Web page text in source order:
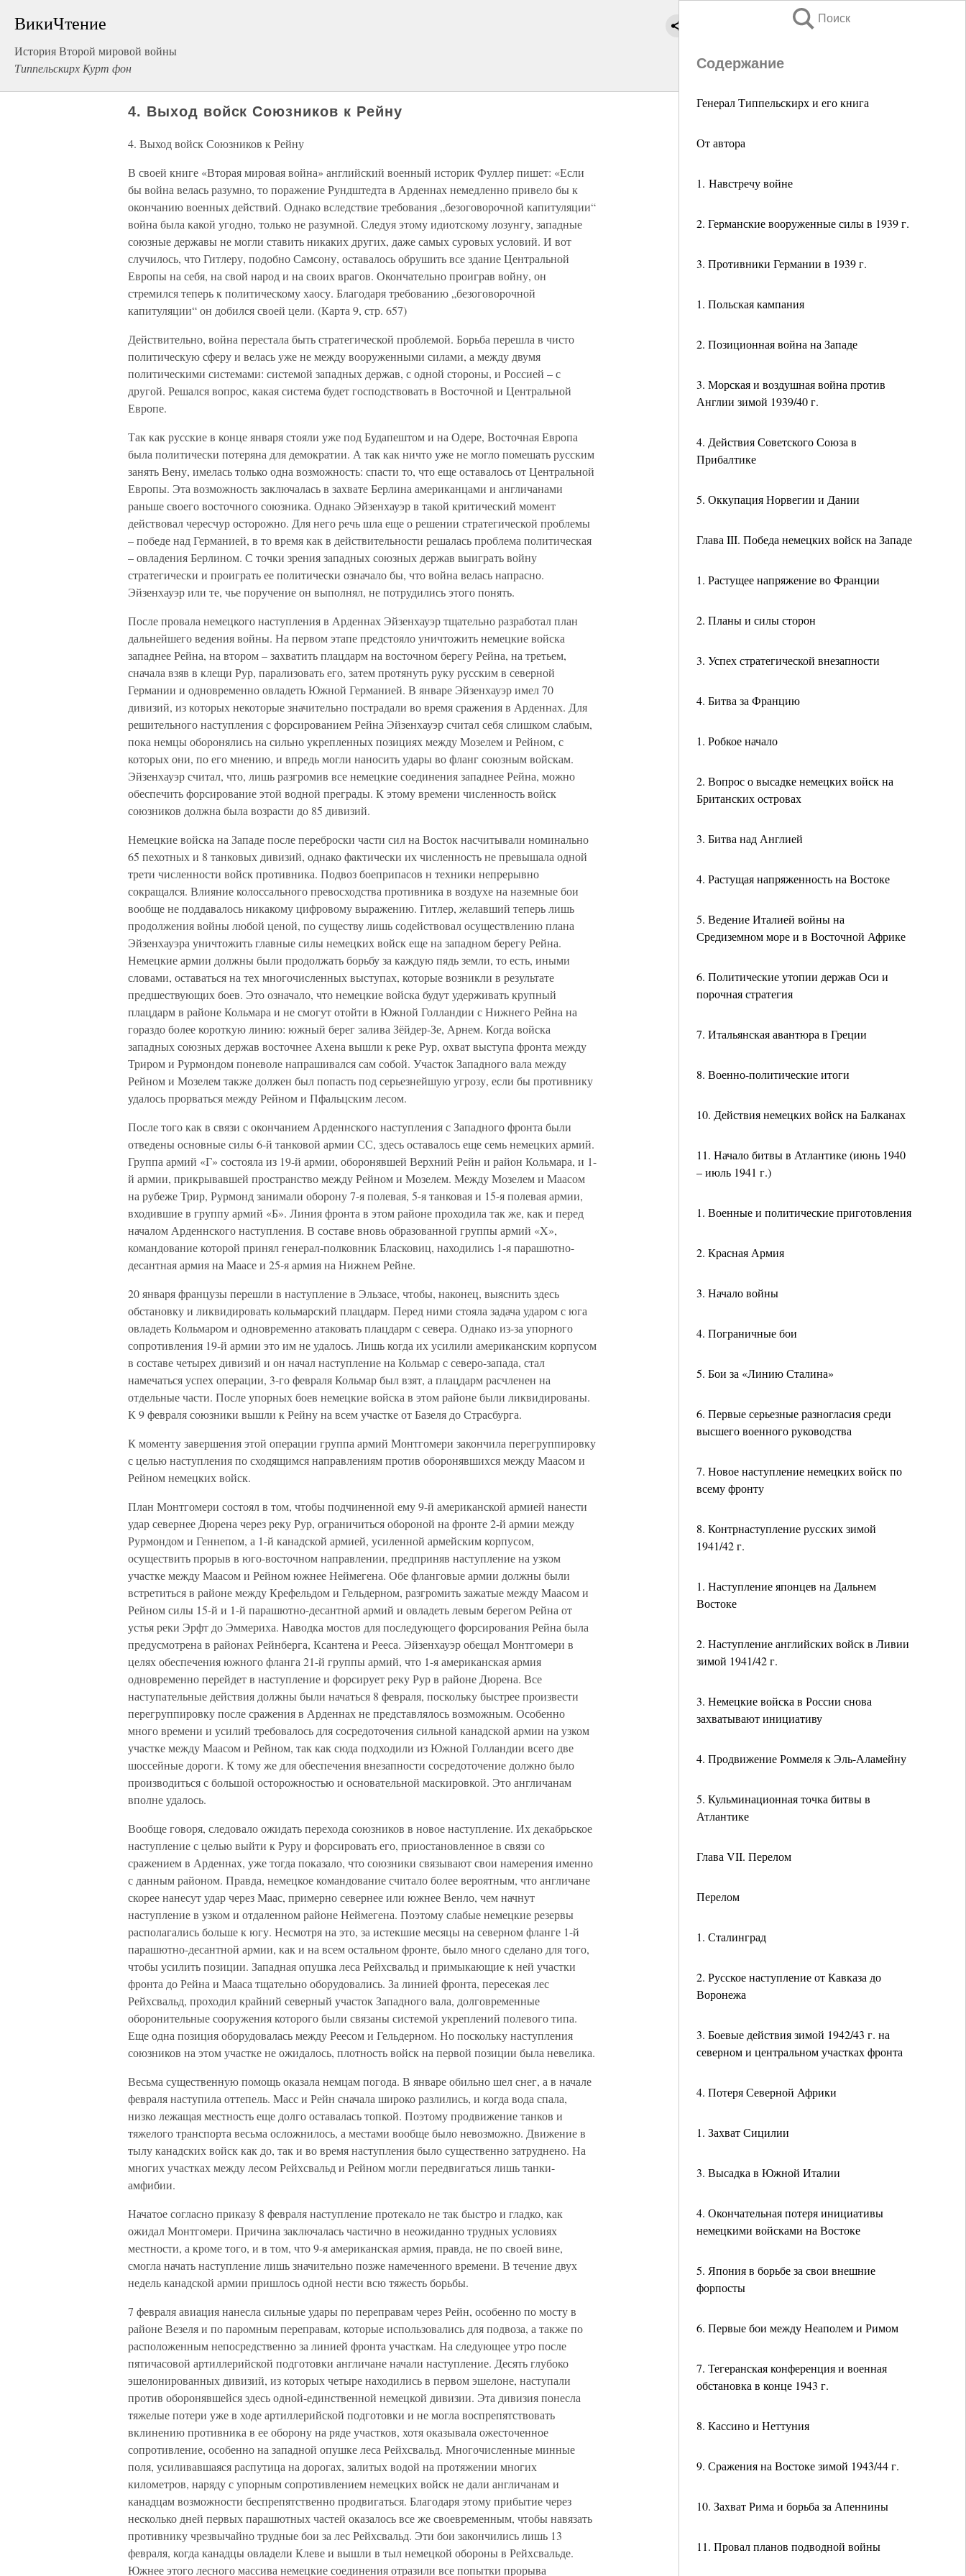
ВикиЧтение
История Второй мировой войны
Типпельскирх Курт фон
Поиск
Содержание
Генерал Типпельскирх и его книга
От автора
1. Навстречу войне
2. Германские вооруженные силы в 1939 г.
3. Противники Германии в 1939 г.
1. Польская кампания
2. Позиционная война на Западе
3. Морская и воздушная война против
Англии зимой 1939/40 г.
4. Действия Советского Союза в
Прибалтике
5. Оккупация Норвегии и Дании
Глава III. Победа немецких войск на Западе
1. Растущее напряжение во Франции
2. Планы и силы сторон
3. Успех стратегической внезапности
4. Битва за Францию
1. Робкое начало
2. Вопрос о высадке немецких войск на
Британских островах
3. Битва над Англией
4. Растущая напряженность на Востоке
5. Ведение Италией войны на
Средиземном море и в Восточной Африке
6. Политические утопии держав Оси и
порочная стратегия
7. Итальянская авантюра в Греции
8. Военно-политические итоги
10. Действия немецких войск на Балканах
11. Начало битвы в Атлантике (июнь 1940
– июль 1941 г.)
1. Военные и политические приготовления
2. Красная Армия
3. Начало войны
4. Пограничные бои
5. Бои за «Линию Сталина»
6. Первые серьезные разногласия среди
высшего военного руководства
7. Новое наступление немецких войск по
всему фронту
8. Контрнаступление русских зимой
1941/42 г.
1. Наступление японцев на Дальнем
Востоке
2. Наступление английских войск в Ливии
зимой 1941/42 г.
3. Немецкие войска в России снова
захватывают инициативу
4. Продвижение Роммеля к Эль-Аламейну
5. Кульминационная точка битвы в
Атлантике
Глава VII. Перелом
Перелом
1. Сталинград
2. Русское наступление от Кавказа до
Воронежа
3. Боевые действия зимой 1942/43 г. на
северном и центральном участках фронта
4. Потеря Северной Африки
1. Захват Сицилии
3. Высадка в Южной Италии
4. Окончательная потеря инициативы
немецкими войсками на Востоке
5. Япония в борьбе за свои внешние
форпосты
6. Первые бои между Неаполем и Римом
7. Тегеранская конференция и военная
обстановка в конце 1943 г.
8. Кассино и Неттуния
9. Сражения на Востоке зимой 1943/44 г.
10. Захват Рима и борьба за Апеннины
11. Провал планов подводной войны
4. Выход войск Союзников к Рейну
4. Выход войск Союзников к Рейну
В своей книге «Вторая мировая война» английский военный историк Фуллер пишет: «Если
бы война велась разумно, то поражение Рундштедта в Арденнах немедленно привело бы к
окончанию военных действий. Однако вследствие требования „безоговорочной капитуляции“
война была какой угодно, только не разумной. Следуя этому идиотскому лозунгу, западные
союзные державы не могли ставить никаких других, даже самых суровых условий. И вот
случилось, что Гитлеру, подобно Самсону, оставалось обрушить все здание Центральной
Европы на себя, на свой народ и на своих врагов. Окончательно проиграв войну, он
стремился теперь к политическому хаосу. Благодаря требованию „безоговорочной
капитуляции“ он добился своей цели. (Карта 9, стр. 657)
Действительно, война перестала быть стратегической проблемой. Борьба перешла в чисто
политическую сферу и велась уже не между вооруженными силами, а между двумя
политическими системами: системой западных держав, с одной стороны, и Россией – с
другой. Решался вопрос, какая система будет господствовать в Восточной и Центральной
Европе.
Так как русские в конце января стояли уже под Будапештом и на Одере, Восточная Европа
была политически потеряна для демократии. А так как ничто уже не могло помешать русским
занять Вену, имелась только одна возможность: спасти то, что еще оставалось от Центральной
Европы. Эта возможность заключалась в захвате Берлина американцами и англичанами
раньше своего восточного союзника. Однако Эйзенхауэр в такой критический момент
действовал чересчур осторожно. Для него речь шла еще о решении стратегической проблемы
– победе над Германией, в то время как в действительности решалась проблема политическая
– овладения Берлином. С точки зрения западных союзных держав выиграть войну
стратегически и проиграть ее политически означало бы, что война велась напрасно.
Эйзенхауэр или те, чье поручение он выполнял, не потрудились этого понять.
После провала немецкого наступления в Арденнах Эйзенхауэр тщательно разработал план
дальнейшего ведения войны. На первом этапе предстояло уничтожить немецкие войска
западнее Рейна, на втором – захватить плацдарм на восточном берегу Рейна, на третьем,
сначала взяв в клещи Рур, парализовать его, затем протянуть руку русским в северной
Германии и одновременно овладеть Южной Германией. В январе Эйзенхауэр имел 70
дивизий, из которых некоторые значительно пострадали во время сражения в Арденнах. Для
решительного наступления с форсированием Рейна Эйзенхауэр считал себя слишком слабым,
пока немцы оборонялись на сильно укрепленных позициях между Мозелем и Рейном, с
которых они, по его мнению, и впредь могли наносить удары во фланг союзным войскам.
Эйзенхауэр считал, что, лишь разгромив все немецкие соединения западнее Рейна, можно
обеспечить форсирование этой водной преграды. К этому времени численность войск
союзников должна была возрасти до 85 дивизий.
Немецкие войска на Западе после переброски части сил на Восток насчитывали номинально
65 пехотных и 8 танковых дивизий, однако фактически их численность не превышала одной
трети численности войск противника. Подвоз боеприпасов н техники непрерывно
сокращался. Влияние колоссального превосходства противника в воздухе на наземные бои
вообще не поддавалось никакому цифровому выражению. Гитлер, желавший теперь лишь
продолжения войны любой ценой, по существу лишь содействовал осуществлению плана
Эйзенхауэра уничтожить главные силы немецких войск еще на западном берегу Рейна.
Немецкие армии должны были продолжать борьбу за каждую пядь земли, то есть, иными
словами, оставаться на тех многочисленных выступах, которые возникли в результате
предшествующих боев. Это означало, что немецкие войска будут удерживать крупный
плацдарм в районе Кольмара и не смогут отойти в Южной Голландии с Нижнего Рейна на
гораздо более короткую линию: южный берег залива Зёйдер-Зе, Арнем. Когда войска
западных союзных держав восточнее Ахена вышли к реке Рур, охват выступа фронта между
Триром и Рурмондом поневоле напрашивался сам собой. Участок Западного вала между
Рейном и Мозелем также должен был попасть под серьезнейшую угрозу, если бы противнику
удалось прорваться между Рейном и Пфальцским лесом.
После того как в связи с окончанием Арденнского наступления с Западного фронта были
отведены основные силы 6-й танковой армии СС, здесь оставалось еще семь немецких армий.
Группа армий «Г» состояла из 19-й армии, оборонявшей Верхний Рейн и район Кольмара, и 1-
й армии, прикрывавшей пространство между Рейном и Мозелем. Между Мозелем и Маасом
на рубеже Трир, Рурмонд занимали оборону 7-я полевая, 5-я танковая и 15-я полевая армии,
входившие в группу армий «Б». Линия фронта в этом районе проходила так же, как и перед
началом Арденнского наступления. В составе вновь образованной группы армий «X»,
командование которой принял генерал-полковник Бласковиц, находились 1-я парашютно-
десантная армия на Маасе и 25-я армия на Нижнем Рейне.
20 января французы перешли в наступление в Эльзасе, чтобы, наконец, выяснить здесь
обстановку и ликвидировать кольмарский плацдарм. Перед ними стояла задача ударом с юга
овладеть Кольмаром и одновременно атаковать плацдарм с севера. Однако из-за упорного
сопротивления 19-й армии это им не удалось. Лишь когда их усилили американским корпусом
в составе четырех дивизий и он начал наступление на Кольмар с северо-запада, стал
намечаться успех операции, 3-го февраля Кольмар был взят, а плацдарм расчленен на
отдельные части. После упорных боев немецкие войска в этом районе были ликвидированы.
К 9 февраля союзники вышли к Рейну на всем участке от Базеля до Страсбурга.
К моменту завершения этой операции группа армий Монтгомери закончила перегруппировку
с целью наступления по сходящимся направлениям против оборонявшихся между Маасом и
Рейном немецких войск.
План Монтгомери состоял в том, чтобы подчиненной ему 9-й американской армией нанести
удар севернее Дюрена через реку Рур, ограничиться обороной на фронте 2-й армии между
Рурмондом и Геннепом, а 1-й канадской армией, усиленной армейским корпусом,
осуществить прорыв в юго-восточном направлении, предприняв наступление на узком
участке между Маасом и Рейном южнее Неймегена. Обе фланговые армии должны были
встретиться в районе между Крефельдом и Гельдерном, разгромить зажатые между Маасом и
Рейном силы 15-й и 1-й парашютно-десантной армий и овладеть левым берегом Рейна от
устья реки Эрфт до Эммериха. Наводка мостов для последующего форсирования Рейна была
предусмотрена в районах Рейнберга, Ксантена и Рееса. Эйзенхауэр обещал Монтгомери в
целях обеспечения южного фланга 21-й группы армий, что 1-я американская армия
одновременно перейдет в наступление и форсирует реку Рур в районе Дюрена. Все
наступательные действия должны были начаться 8 февраля, поскольку быстрее произвести
перегруппировку после сражения в Арденнах не представлялось возможным. Особенно
много времени и усилий требовалось для сосредоточения сильной канадской армии на узком
участке между Маасом и Рейном, так как сюда подходили из Южной Голландии всего две
шоссейные дороги. К тому же для обеспечения внезапности сосредоточение должно было
производиться с большой осторожностью и основательной маскировкой. Это англичанам
вполне удалось.
Вообще говоря, следовало ожидать перехода союзников в новое наступление. Их декабрьское
наступление с целью выйти к Руру и форсировать его, приостановленное в связи со
сражением в Арденнах, уже тогда показало, что союзники связывают свои намерения именно
с данным районом. Правда, немецкое командование считало более вероятным, что англичане
скорее нанесут удар через Маас, примерно севернее или южнее Венло, чем начнут
наступление в узком и отдаленном районе Неймегена. Поэтому слабые немецкие резервы
располагались больше к югу. Несмотря на это, за истекшие месяцы на северном фланге 1-й
парашютно-десантной армии, как и на всем остальном фронте, было много сделано для того,
чтобы усилить позиции. Западная опушка леса Рейхсвальд и примыкающие к ней участки
фронта до Рейна и Мааса тщательно оборудовались. За линией фронта, пересекая лес
Рейхсвальд, проходил крайний северный участок Западного вала, долговременные
оборонительные сооружения которого были связаны системой укреплений полевого типа.
Еще одна позиция оборудовалась между Реесом и Гельдерном. Но поскольку наступления
союзников на этом участке не ожидалось, плотность войск на первой позиции была невелика.
Весьма существенную помощь оказала немцам погода. В январе обильно шел снег, а в начале
февраля наступила оттепель. Масс и Рейн сначала широко разлились, и когда вода спала,
низко лежащая местность еще долго оставалась топкой. Поэтому продвижение танков и
тяжелого транспорта весьма осложнилось, а местами вообще было невозможно. Движение в
тылу канадских войск как до, так и во время наступления было существенно затруднено. На
многих участках между лесом Рейхсвальд и Рейном могли передвигаться лишь танки-
амфибии.
Начатое согласно приказу 8 февраля наступление протекало не так быстро и гладко, как
ожидал Монтгомери. Причина заключалась частично в неожиданно трудных условиях
местности, а кроме того, и в том, что 9-я американская армия, правда, не по своей вине,
смогла начать наступление лишь значительно позже намеченного времени. В течение двух
недель канадской армии пришлось одной нести всю тяжесть борьбы.
7 февраля авиация нанесла сильные удары по переправам через Рейн, особенно по мосту в
районе Везеля и по паромным переправам, которые использовались для подвоза, а также по
расположенным непосредственно за линией фронта участкам. На следующее утро после
пятичасовой артиллерийской подготовки англичане начали наступление. Десять глубоко
эшелонированных дивизий, из которых четыре находились в первом эшелоне, наступали
против оборонявшейся здесь одной-единственной немецкой дивизии. Эта дивизия понесла
тяжелые потери уже в ходе артиллерийской подготовки и не могла воспрепятствовать
вклинению противника в ее оборону на ряде участков, хотя оказывала ожесточенное
сопротивление, особенно на западной опушке леса Рейхсвальд. Многочисленные минные
поля, усиливавшаяся распутица на дорогах, залитых водой на протяжении многих
километров, наряду с упорным сопротивлением немецких войск не дали англичанам и
канадцам возможности беспрепятственно продвигаться. Благодаря этому прибытие через
несколько дней первых парашютных частей оказалось все же своевременным, чтобы навязать
противнику чрезвычайно трудные бои за лес Рейхсвальд. Эти бои закончились лишь 13
февраля, когда канадцы овладели Клеве и вышли в тыл немецкой обороны в Рейхсвальде.
Южнее этого лесного массива немецкие соединения отразили все попытки прорыва